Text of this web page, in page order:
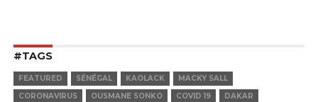
#TAGS
FEATURED SÉNÉGAL KAOLACK
MACKY SALL
CORONAVIRUS
OUSMANE SONKO COVID 19
DAKAR